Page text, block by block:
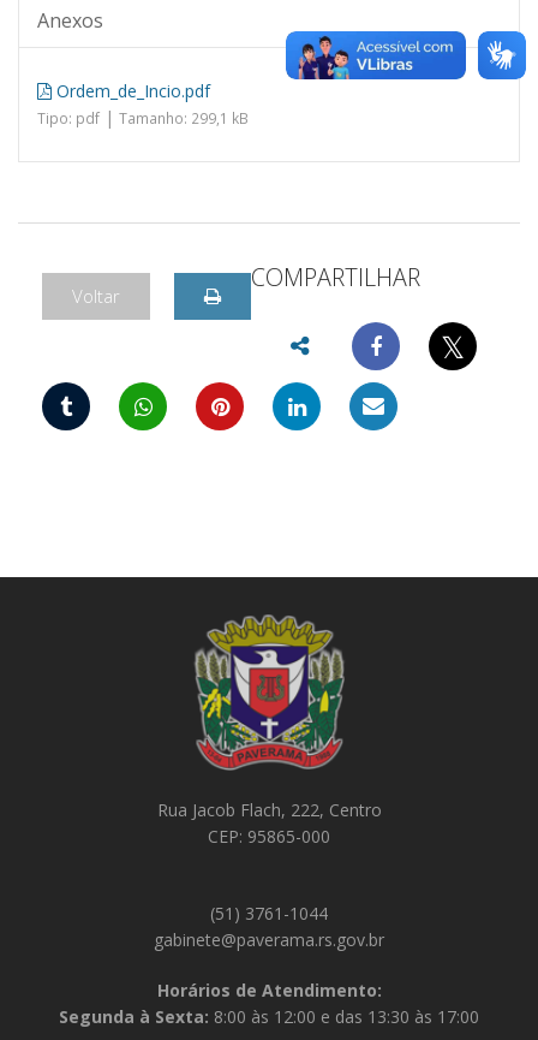
Anexos
Ordem_de_Incio.pdf
Tipo: pdf | Tamanho: 299,1 kB
Voltar
COMPARTILHAR
𝕏
Rua Jacob Flach, 222, Centro
CEP: 95865-000
(51) 3761-1044
gabinete@paverama.rs.gov.br
Horários de Atendimento:
Segunda à Sexta: 8:00 às 12:00 e das 13:30 às 17:00